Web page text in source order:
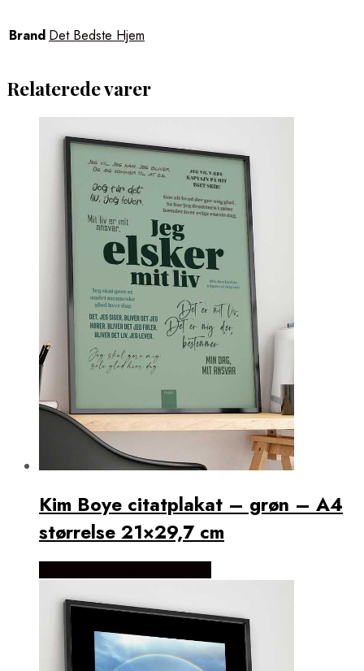
New York City Plakater
Santiago Plakater
Shanghai Plakater
Singapore Plakater
Tokyo Plakater
Verdenskort Plakater
Madplakater
Ørne Plakater
Pindsvine Plakater
Rio de Janeiro Plakater
Sportsplakater
Fodboldplakater
AC Milan Plakater
Liverpool FC Plakater
Manchester City Plakater
Manchester United Plakater
Monaco Plakater
Real Madrid Plakater
Ribe Plakater
West Ham United Plakater
Brand Det Bedste Hjem
Relaterede varer
Kim Boye citatplakat – grøn – A4
størrelse 21×29,7 cm